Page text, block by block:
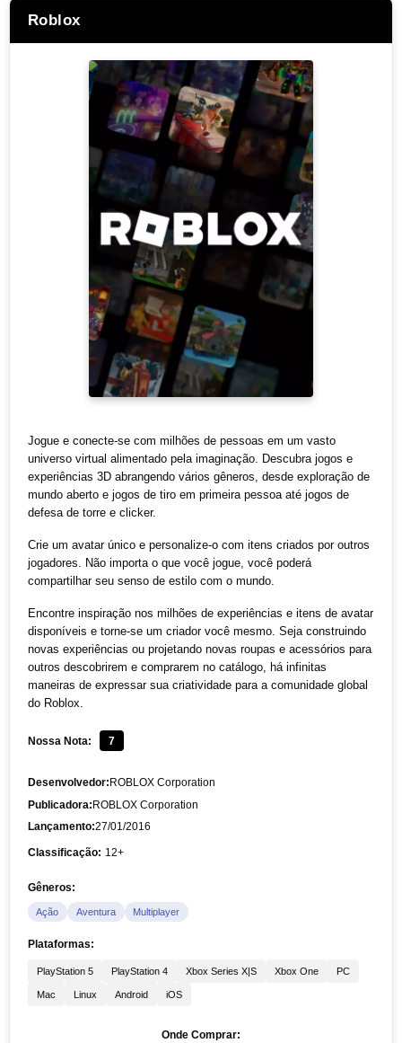
Roblox
Jogue e conecte-se com milhões de pessoas em um vasto
universo virtual alimentado pela imaginação. Descubra jogos e
experiências 3D abrangendo vários gêneros, desde exploração de
mundo aberto e jogos de tiro em primeira pessoa até jogos de
defesa de torre e clicker.
Crie um avatar único e personalize-o com itens criados por outros
jogadores. Não importa o que você jogue, você poderá
compartilhar seu senso de estilo com o mundo.
Encontre inspiração nos milhões de experiências e itens de avatar
disponíveis e torne-se um criador você mesmo. Seja construindo
novas experiências ou projetando novas roupas e acessórios para
outros descobrirem e comprarem no catálogo, há infinitas
maneiras de expressar sua criatividade para a comunidade global
do Roblox.
Nossa Nota: 7
Desenvolvedor: ROBLOX Corporation
Publicadora:ROBLOX Corporation
Lançamento:27/01/2016
Classificação: 12+
Gêneros:
Ação Aventura Multiplayer
Plataformas:
PlayStation 5 PlayStation 4 Xbox Series X|S Xbox One PC
Mac Linux Android iOS
Onde Comprar: